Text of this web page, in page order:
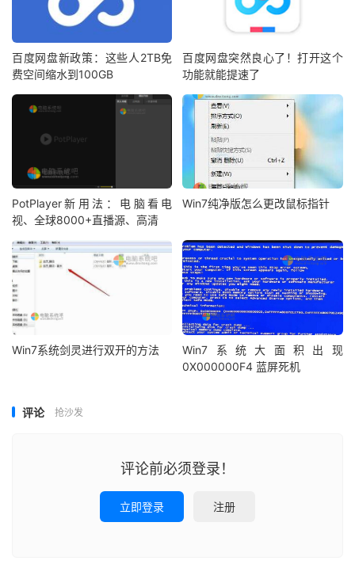
百度网盘新政策：这些人2TB免
费空间缩水到100GB
百度网盘突然良心了！打开这个
功能就能提速了
PotPlayer新用法：电脑看电
视、全球8000+直播源、高清
Win7纯净版怎么更改鼠标指针
Win7系统剑灵进行双开的方法
Win7系统大面积出现
0X000000F4 蓝屏死机
评论 抢沙发
评论前必须登录！
立即登录 注册